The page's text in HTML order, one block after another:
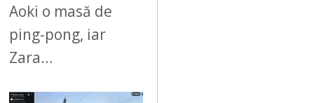
Aoki o masă de
ping-pong, iar
Zara…